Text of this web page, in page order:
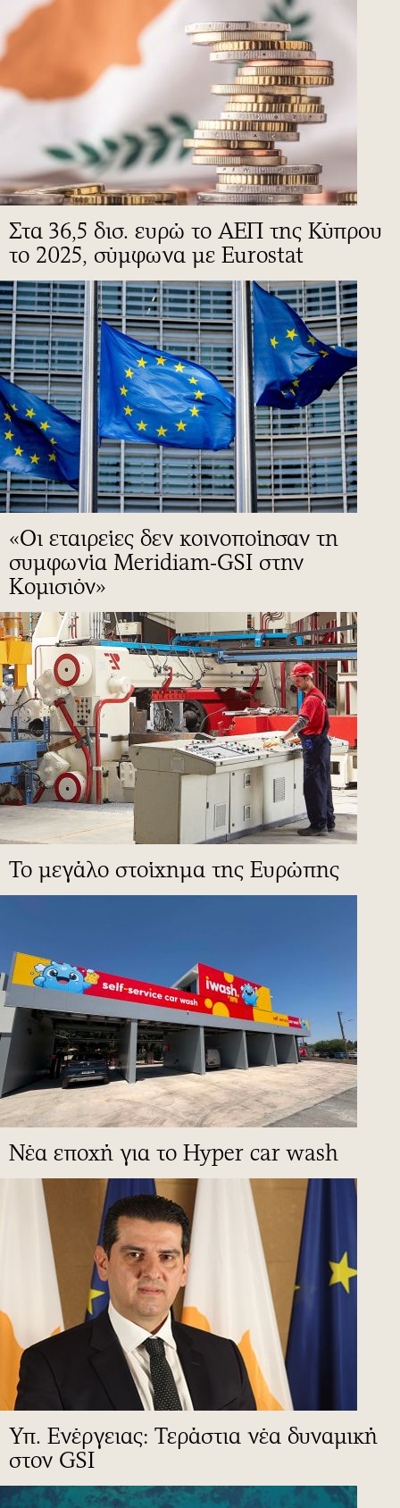
Στα 36,5 δισ. ευρώ το ΑΕΠ της Κύπρου
το 2025, σύμφωνα με Eurostat
«Οι εταιρείες δεν κοινοποίησαν τη
συμφωνία Meridiam-GSI στην
Κομισιόν»
To μεγάλο στοίχημα της Ευρώπης
Νέα εποχή για το Hyper car wash
Υπ. Ενέργειας: Τεράστια νέα δυναμική
στον GSI